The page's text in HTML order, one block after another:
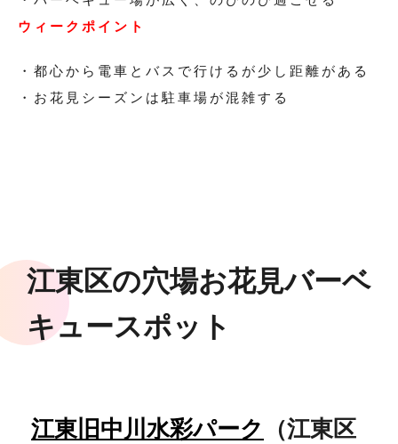
ウィークポイント
・都心から電車とバスで行けるが少し距離がある
・お花見シーズンは駐車場が混雑する
江東区の穴場お花見バーベ
キュースポット
江東旧中川水彩パーク
（江東区